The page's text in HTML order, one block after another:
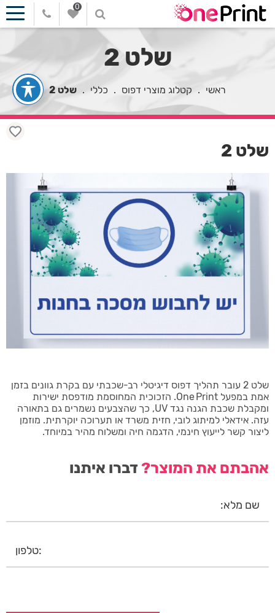
0
שלט 2
ראשי . קטלוג מוצרי דפוס . כללי . שלט 2
שלט 2 עובר תהליך דפוס דיגיטלי רב-שכבתי עם בקרת גוונים בזמן
אמת במפעל One Print. הזכוכית המחוסמת מודפסת ישירות
ומקבלת שכבת הגנה נגד UV, כך שהצבעים נשמרים גם בתאורה
עזה. אידאלי למיתוג לובי, חזית משרד או תערוכה יוקרתית. מוזמן
ליצור קשר לייעוץ חינמי, הדגמה חיה ומשלוח מהיר במיוחד.
אהבתם את המוצר?דברו איתנו
שלט 2